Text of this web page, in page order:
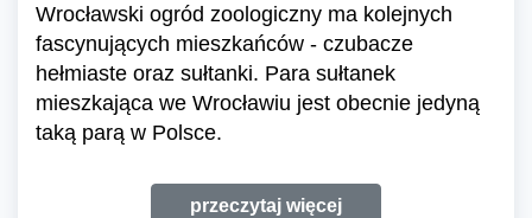
Wrocławski ogród zoologiczny ma kolejnych
fascynujących mieszkańców - czubacze
hełmiaste oraz sułtanki. Para sułtanek
mieszkająca we Wrocławiu jest obecnie jedyną
taką parą w Polsce.
przeczytaj więcej